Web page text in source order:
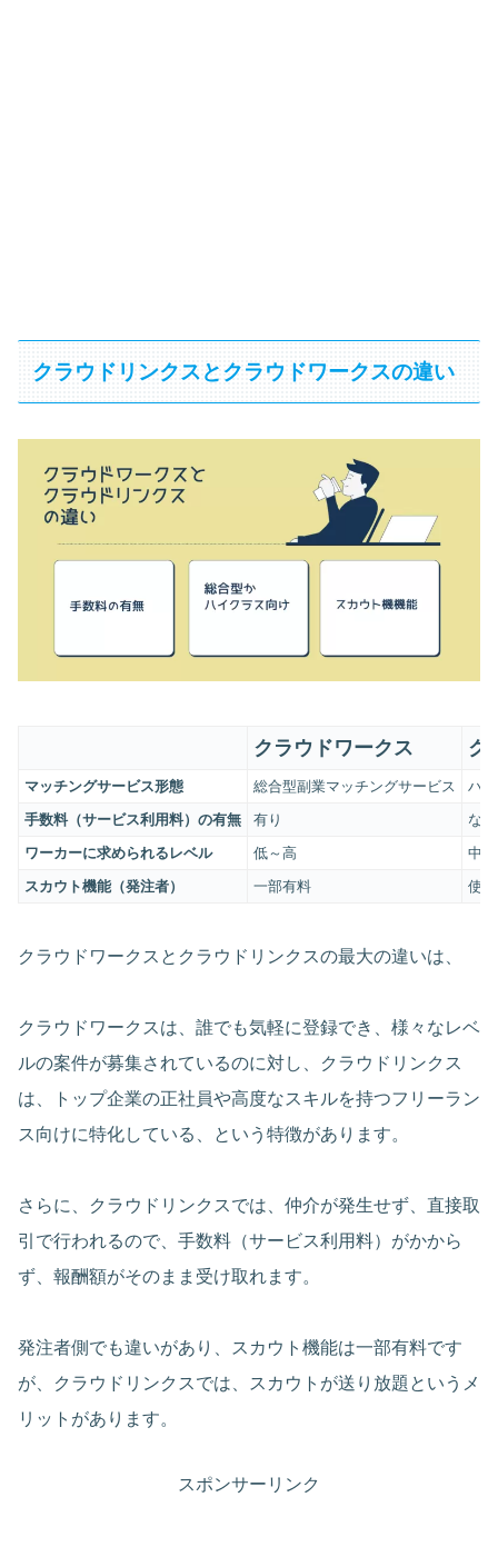
クラウドリンクスとクラウドワークスの違い
クラウドワークス ク
マッチングサービス形態 総合型副業マッチングサービス
ハ
手数料（サービス利用料）の有無
有り
な
ワーカーに求められるレベル
低～高
中
スカウト機能（発注者）
一部有料 使
クラウドワークスとクラウドリンクスの最大の違いは、
クラウドワークスは、誰でも気軽に登録でき、様々なレベ
ルの案件が募集されているのに対し、クラウドリンクス
は、トップ企業の正社員や高度なスキルを持つフリーラン
ス向けに特化している、という特徴があります。
さらに、クラウドリンクスでは、仲介が発生せず、直接取
引で行われるので、手数料（サービス利用料）がかから
ず、報酬額がそのまま受け取れます。
発注者側でも違いがあり、スカウト機能は一部有料です
が、クラウドリンクスでは、スカウトが送り放題というメ
リットがあります。
スポンサーリンク